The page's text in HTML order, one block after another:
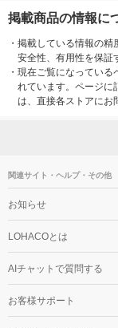
掲載商品の情報に
・ 掲載している情報の精
安全性、有用性を保証
・ 現在ご覧になっている
れています。ページに
は、直接各ストアにお
関連サイト・ヘルプ・その他
お知らせ
LOHACOとは
AIチャットで質問する
お客様サポート